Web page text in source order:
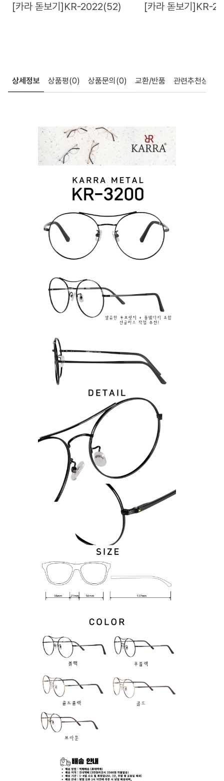
[카라 돋보기]KR-2022(52) [카라 돋보기]KR-
상세정보 상품평(0) 상품문의 (0) 교환/반품 관련추천상품